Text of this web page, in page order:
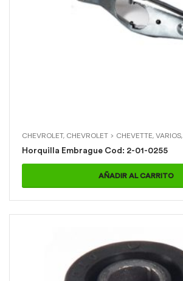
CHEVROLET, CHEVROLET > CHEVETTE,VARIOS,
Horquilla Embrague Cod: 2-01-0255
AÑADIR AL CARRITO